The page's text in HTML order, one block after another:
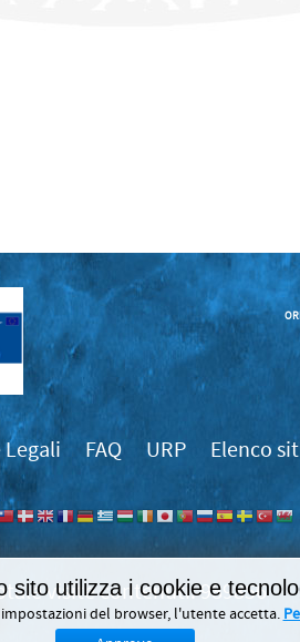
Legali FAQ URP Elenco
989856
sito utilizza i cookie e
del browser, l'utente accetta.